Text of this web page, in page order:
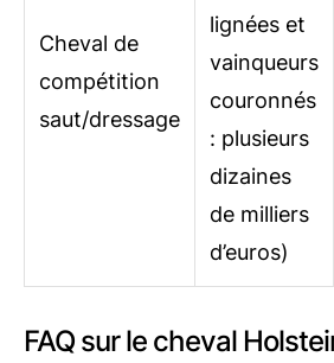
Cheval de
compétition
saut/dressage
lignées et
vainqueurs
couronnés
: plusieurs
dizaines
de milliers
d’euros)
FAQ sur le cheval